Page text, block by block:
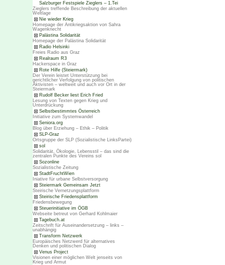
Salzburger Festspiele Zieglers – 1.Tei
Zieglers treffende Beschreibung der aktuellen
Weltlage
Nie wieder Krieg
Homepage der Antikriegsaktion von Sahra
Wagenknecht
Palästina Solidarität
Homepage der Palästina Solidarität
Radio Helsinki
Freies Radio aus Graz
Realraum R3
Hackerspace in Graz
Rote Hilfe (Steiermark)
Der Verein leistet Unterstützung bei
gerichtlicher Verfolgung von politischen
Aktivisten – weltweit und auch vor Ort in der
Steiermark
Rudolf Becker liest Erich Fried
Lesung von Texten gegen Krieg und
Unterdrückung
Selbstbestimmtes Österreich
Initiative zum Systemwandel
Seniora.org
Blog über Erziehung – Ethik – Politik
SLP-Graz
Ortsgruppe der SLP (Sozialistische LinksPartei)
sol
Solidarität, Ökologie, Lebensstil – das sind die
zentralen Punkte des Vereins sol
Sozonline
Sozialistische Zeitung
StadtFruchtWien
Iniative für urbane Selbstversorgung
Steiermark Gemeinsam Jetzt
Steirische Vernetzungsplattform
Steirische Friedensplattform
Friedensbewegung
Steuerinitiative im ÖGB
Webseite betreut von Gerhard Kohlmaier
Tagebuch.at
Zeitschrift für Auseinandersetzung – links –
unabhängig
Transform Netzwerk
Europäisches Netzwerd für alternatives
Denken und politischen Dialog
Venus Project
Visionen einer möglichen Welt jenseits von
Krieg und Armut